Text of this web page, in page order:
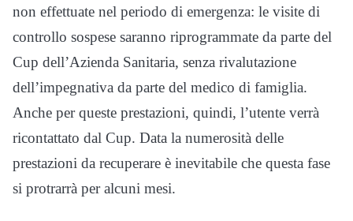
non effettuate nel periodo di emergenza: le visite di
controllo sospese saranno riprogrammate da parte del
Cup dell’Azienda Sanitaria, senza rivalutazione
dell’impegnativa da parte del medico di famiglia.
Anche per queste prestazioni, quindi, l’utente verrà
ricontattato dal Cup. Data la numerosità delle
prestazioni da recuperare è inevitabile che questa fase
si protrarrà per alcuni mesi.